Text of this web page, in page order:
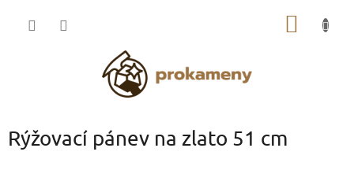
Rýžovací pánev na zlato 51 cm